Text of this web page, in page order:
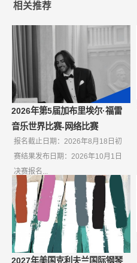
相关推荐
2026年第5届加布里埃尔·福雷
音乐世界比赛-网络比赛
报名截止日期：2026年8月18日初
赛结果发布日期：2026年10月1日
决赛报名...
2027年美国克利夫兰国际钢琴